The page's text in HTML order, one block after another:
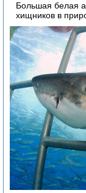
Большая белая
хищников в